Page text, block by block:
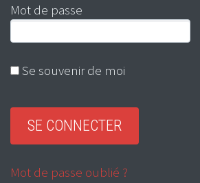
Mot de passe
Se souvenir de moi
Mot de passe oublié ?